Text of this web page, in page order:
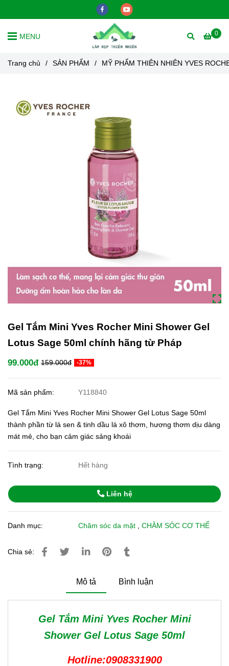
0
MENU
Trang chủ / SẢN PHẨM / MỸ PHẨM THIÊN NHIÊN YVES
Gel Tắm Mini Yves Rocher Mini Shower Gel
Lotus Sage 50ml chính hãng từ Pháp
99.000đ 159.000đ -37%
Mã sản phẩm: Y118840
Gel Tắm Mini Yves Rocher Mini Shower Gel Lotus Sage 50ml
thành phần từ lá sen & tinh dầu lá xô thơm, hương thơm dịu dàng
mát mẻ, cho bạn cảm giác sảng khoái
Tình trạng: Hết hàng
Liên hệ
Danh mục: Chăm sóc da mặt ,CHĂM SÓC CƠ THỂ
Chia sẻ:
Mô tả Bình luận
Gel Tắm Mini Yves Rocher Mini
Shower Gel Lotus Sage 50ml
Hotline:0908331900